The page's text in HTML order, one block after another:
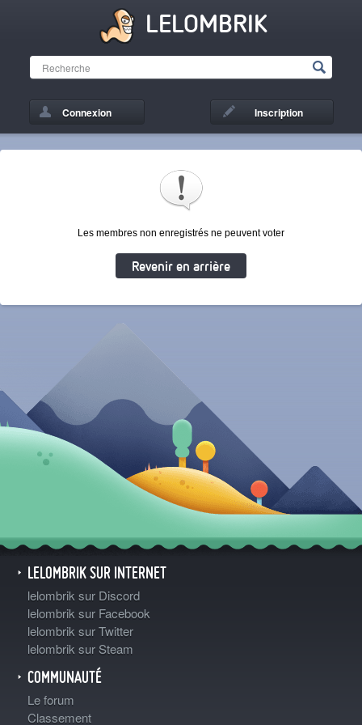
LELOMBRIK
Connexion Inscription
Les membres non enregistrés ne peuvent voter
Revenir en arrière
LELOMBRIK SUR INTERNET
lelombrik sur Discord
lelombrik sur Facebook
lelombrik sur Twitter
lelombrik sur Steam
COMMUNAUTÉ
Le forum
Classement